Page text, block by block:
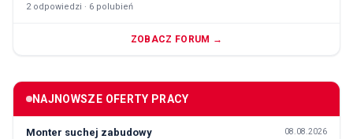
2odpowiedzi · 6 polubień
ZOBACZ FORUM →
NAJNOWSZE OFERTY PRACY
Monter suchej zabudowy 08.08.2026